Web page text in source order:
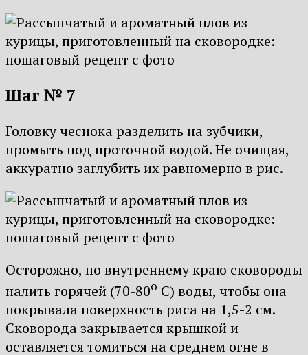
Шаг № 7
Головку чеснока разделить на зубчики,
промыть под проточной водой. Не очищая,
аккуратно заглубить их равномерно в рис.
Осторожно, по внутреннему краю сковороды
налить горячей (70-80о С) воды, чтобы она
покрывала поверхность риса на 1,5-2 см.
Сковорода закрывается крышкой и
оставляется томиться на среднем огне в